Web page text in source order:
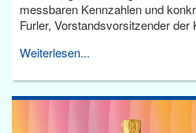
messbaren Kennzahlen und
Furler, Vorstandsvorsitzender der
Weiterlesen...